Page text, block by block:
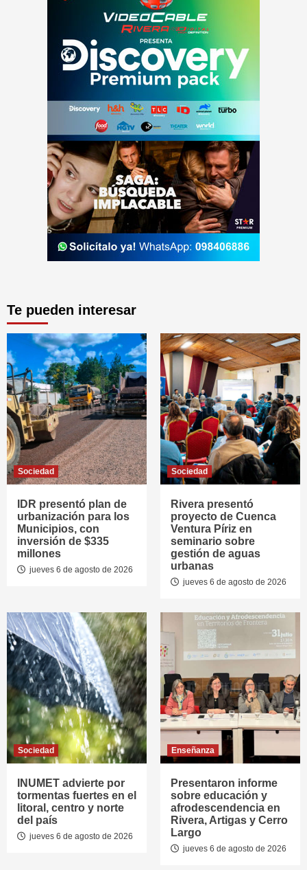
Te pueden interesar
Sociedad
IDR presentó plan de
urbanización para los
Municipios, con
inversión de $335
millones
jueves 6 de agosto de 2026
Sociedad
Rivera presentó
proyecto de Cuenca
Ventura Píriz en
seminario sobre
gestión de aguas
urbanas
jueves 6 de agosto de 2026
Sociedad
INUMET advierte por
tormentas fuertes en el
litoral, centro y norte
del país
jueves 6 de agosto de 2026
Enseñanza
Presentaron informe
sobre educación y
afrodescendencia en
Rivera, Artigas y Cerro
Largo
jueves 6 de agosto de 2026